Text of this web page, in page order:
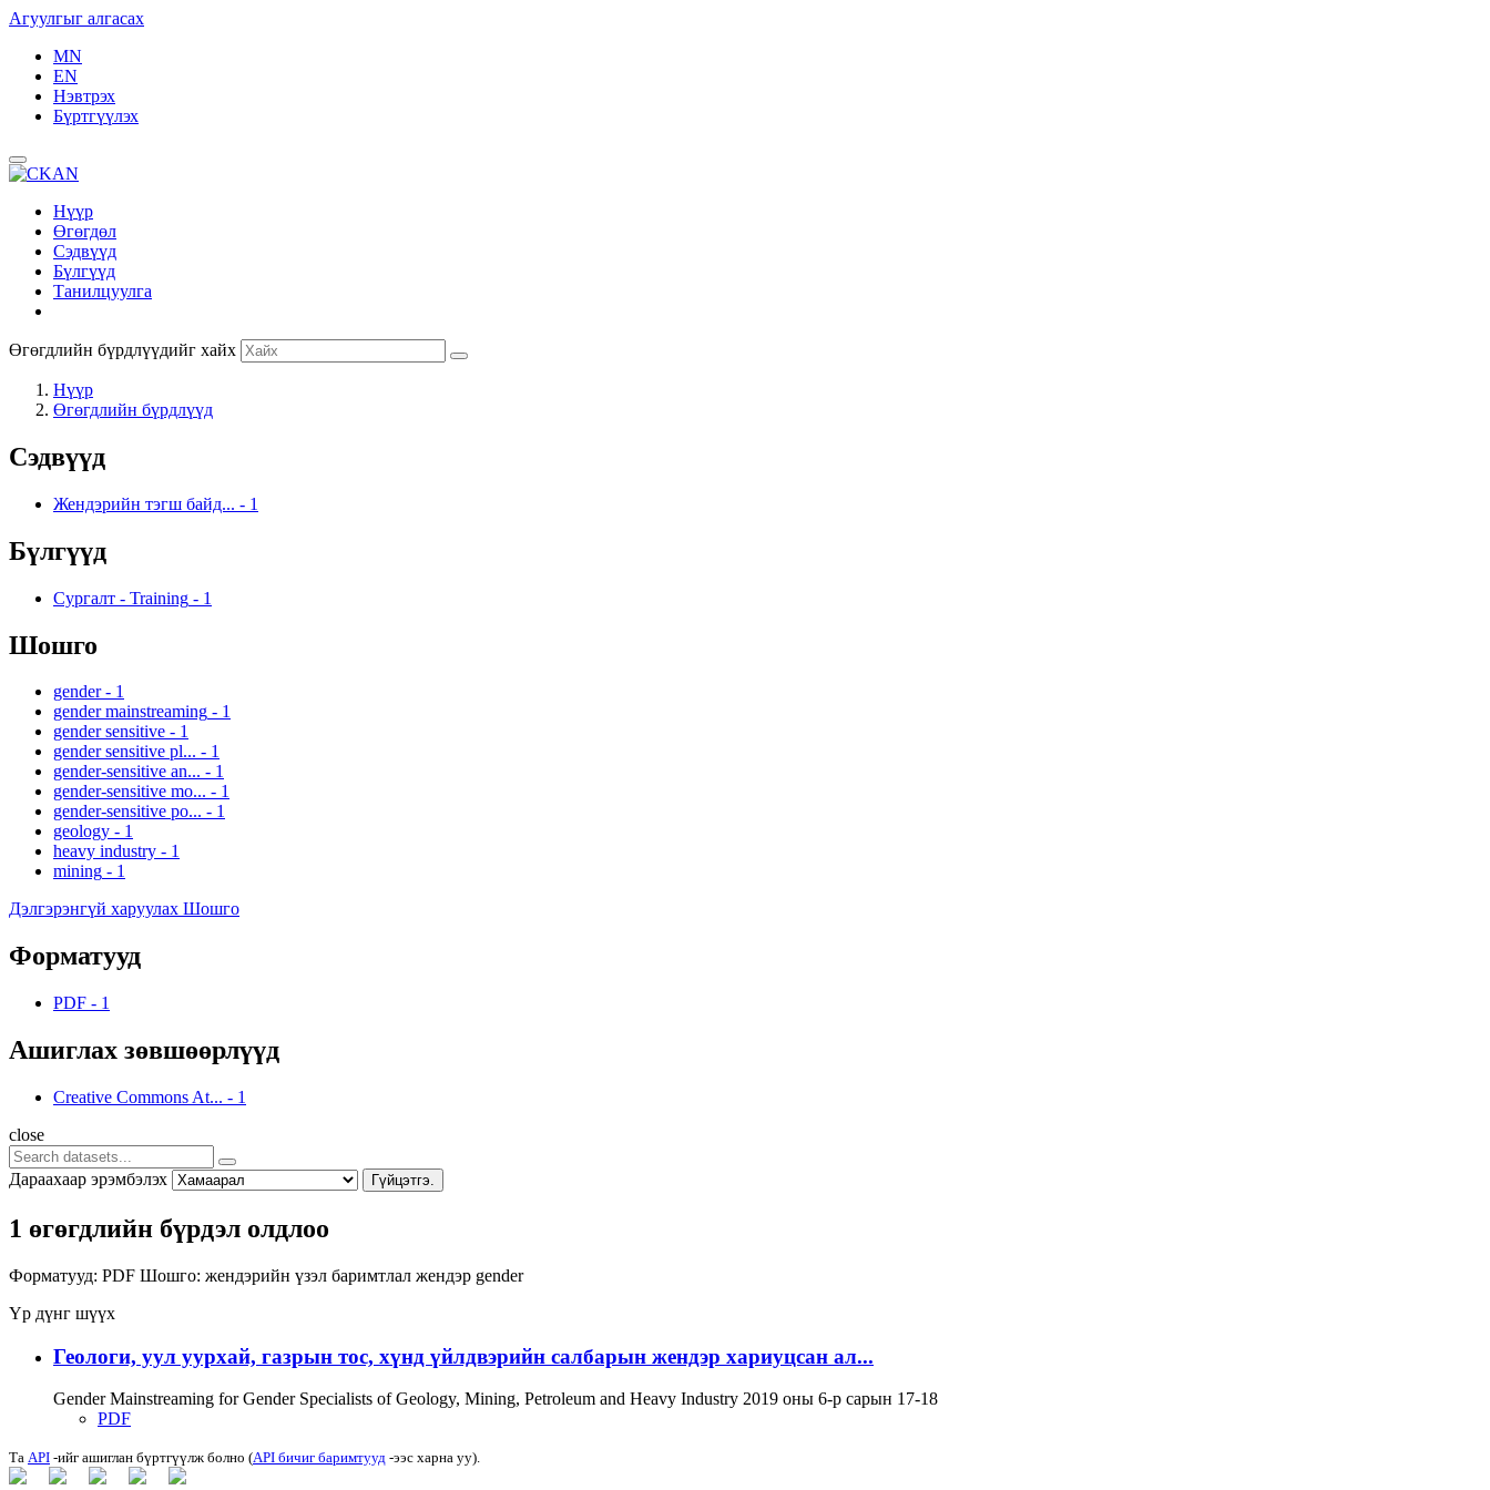
Агуулгыг алгасах
MN
EN
Нэвтрэх
Бүртгүүлэх
Нүүр
Өгөгдөл
Сэдвүүд
Бүлгүүд
Танилцуулга
Өгөгдлийн бүрдлүүдийг хайх
Нүүр
Өгөгдлийн бүрдлүүд
Сэдвүүд
Жендэрийн тэгш байд... - 1
Бүлгүүд
Сургалт - Training - 1
Шошго
gender - 1
gender mainstreaming - 1
gender sensitive - 1
gender sensitive pl... - 1
gender-sensitive an... - 1
gender-sensitive mo... - 1
gender-sensitive po... - 1
geology - 1
heavy industry - 1
mining - 1
Дэлгэрэнгүй харуулах Шошго
Форматууд
PDF - 1
Ашиглах зөвшөөрлүүд
Creative Commons At... - 1
close
Дараахаар эрэмбэлэх Гүйцэтгэ.
1 өгөгдлийн бүрдэл олдлоо
Форматууд: PDF Шошго: жендэрийн үзэл баримтлал жендэр gender
Үр дүнг шүүх
Геологи, уул уурхай, газрын тос, хүнд үйлдвэрийн салбарын жендэр хариуцсан ал...
Gender Mainstreaming for Gender Specialists of Geology, Mining, Petroleum and Heavy Industry 2019 оны 6-р сарын 17-18
PDF
Та API -ийг ашиглан бүртгүүлж болно (API бичиг баримтууд -ээс харна уу).